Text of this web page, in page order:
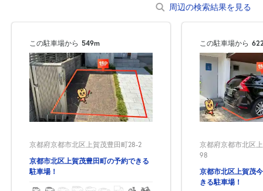
周辺の検索結果を見る
この駐車場から 549m
京都府京都市北区上賀茂豊田町28-2
京都市北区上賀茂豊田町の予約できる
駐車場！
この駐車場から
京都府京都市北区
98
京都市北区上賀茂
きる駐車場！